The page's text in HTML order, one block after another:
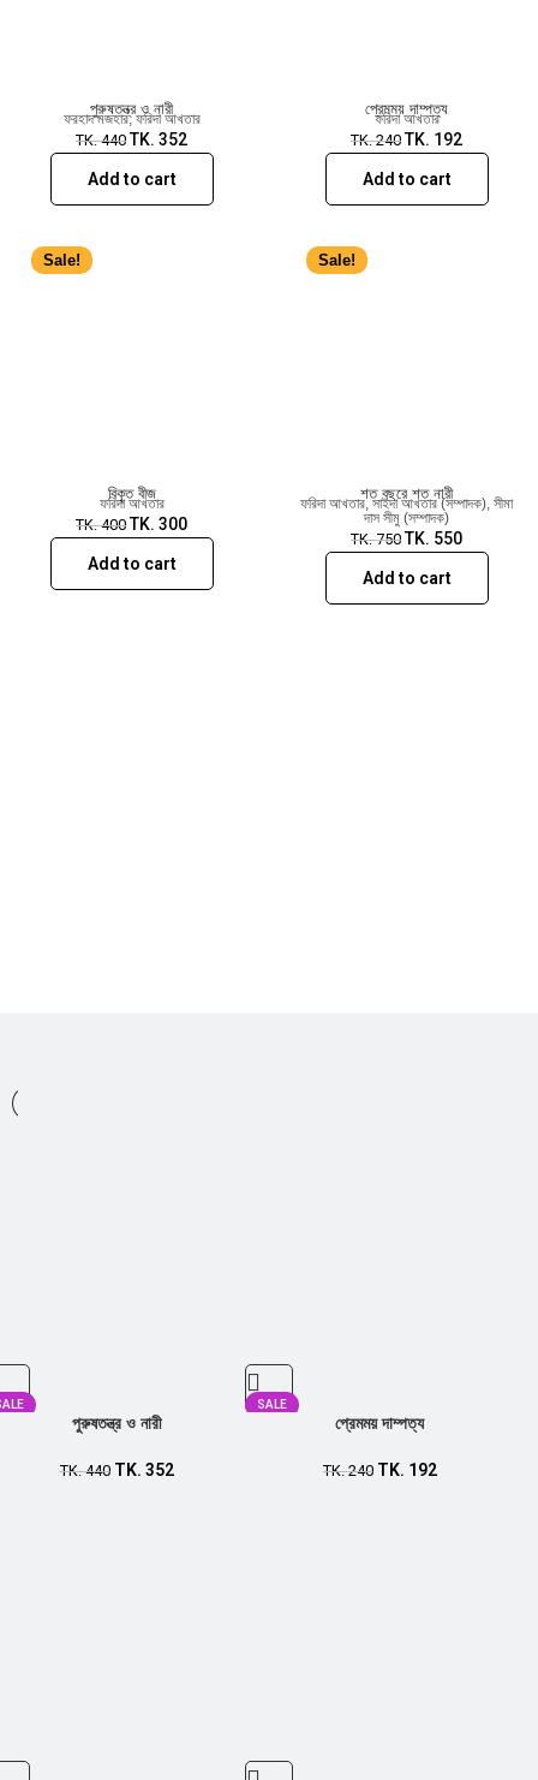
পুরুষতন্ত্র ও নারী
ফরহাদ মজহার,ফরিদা আখতার
TK.440 TK. 352
Add to cart
প্রেমময় দাম্পত্য
ফরিদা আখতার
TK.240 TK. 192
Add to cart
Sale!
বিকৃত বীজ
ফরিদা আখতার
TK.400 TK. 300
Add to cart
Sale!
শত বছরে শত নারী
ফরিদা আখতার, সাইদা আখতার (সম্পাদক), সীমা
দাস সীমু (সম্পাদক)
TK.750 TK. 550
Add to cart
পুরুষতন্ত্র ও নারী
TK.440 TK. 352
SALE
প্রেমময় দাম্পত্য
TK.240 TK. 192